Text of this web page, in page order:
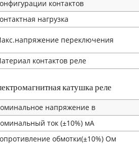
контактов
нагрузка
переключения
контактов реле
катушка реле
напряжение в
ток (±10%) мA
обмотки(±10%) Ом